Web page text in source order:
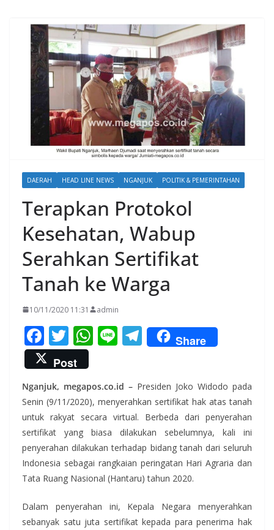
DAERAH HEAD LINE NEWS NGANJUK POLITIK & PEMERINTAHAN
Terapkan Protokol
Kesehatan, Wabup
Serahkan Sertifikat
Tanah ke Warga
10/11/2020 11:31 admin
F
ac
e
b
o
o
k
T
w
itt
er
W
s
A
p
p
Li T
el
gr
a
m
Share
Post
Nganjuk, megapos.co.id – Presiden Joko Widodo pada
Senin (9/11/2020), menyerahkan sertifikat hak atas tanah
untuk rakyat secara virtual. Berbeda dari penyerahan
sertifikat yang biasa dilakukan sebelumnya, kali ini
penyerahan dilakukan terhadap bidang tanah dari seluruh
Indonesia sebagai rangkaian peringatan Hari Agraria dan
Tata Ruang Nasional (Hantaru) tahun 2020.
Dalam penyerahan ini, Kepala Negara menyerahkan
sebanyak satu juta sertifikat kepada para penerima hak